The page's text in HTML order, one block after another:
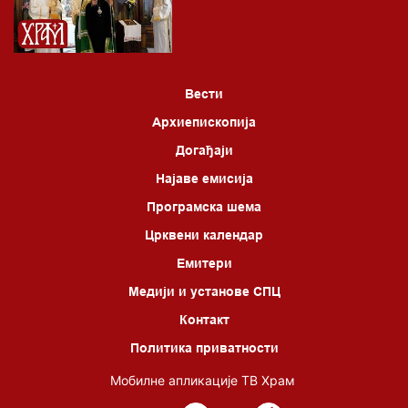
06.00 Црквена предавања и трибине
Вести
Архиепископија
Догађаји
Најаве емисија
Програмска шема
Црквени календар
Емитери
Медији и установе СПЦ
Контакт
Политика приватности
Мобилне апликације ТВ Храм